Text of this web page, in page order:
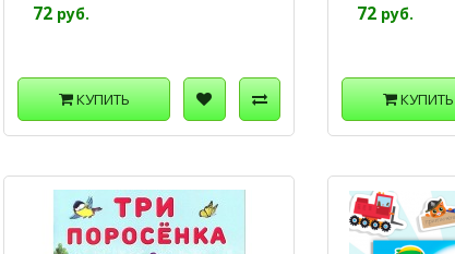
72 руб.
КУПИТЬ
72 руб.
КУПИТЬ